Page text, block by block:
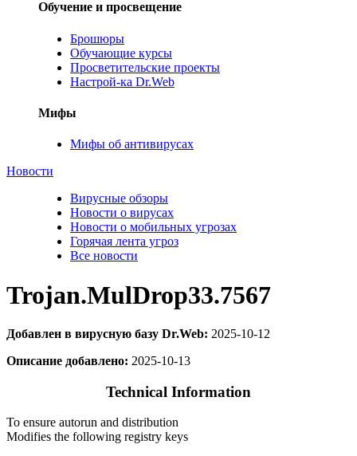
Обучение и просвещение
Брошюры
Обучающие курсы
Просветительские проекты
Настрой-ка Dr.Web
Мифы
Мифы об антивирусах
Новости
Вирусные обзоры
Новости о вирусах
Новости о мобильных угрозах
Горячая лента угроз
Все новости
Trojan.MulDrop33.7567
Добавлен в вирусную базу Dr.Web: 2025-10-12
Описание добавлено: 2025-10-13
Technical Information
To ensure autorun and distribution
Modifies the following registry keys